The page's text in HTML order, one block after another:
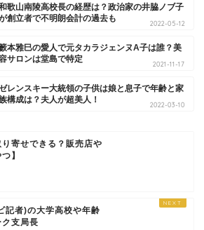
歌山南陵高校長の経歴は？政治家の井脇ノブ子
創立者で不明朗会計の過去も
2022-05-12
本雅巳の愛人で元タカラジェンヌA子は誰？美
サロンは堂島で特定
2021-11-17
レンスキー大統領の子供は娘と息子で年齢と家
構成は？夫人が超美人！
2022-03-10
寄せできる？販売店や
】
記者)の大学高校や年齢
支局長